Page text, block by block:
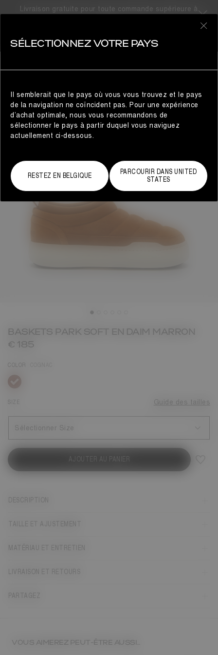
Livraison gratuite pour toute commande supérieure à
BASKETS PARK SOFT EN DAIM MARRON
€ 185
COLOR
sélectionné
SIZE Guide des tailles
Sélectionner Size
AJOUTER AU PANIER
DESCRIPTION
TAILLE ET AJUSTEMENT
MATÉRIAU ET ENTRETIEN
LIVRAISON ET RETOURS
PARTAGEZ
VOUS AIMEREZ PEUT-ÊTRE AUSSI…
SÉLECTIONNEZ VOTRE PAYS
Il semblerait que le pays où vous vous trouvez et le pays
de la navigation ne coïncident pas. Pour une expérience
d’achat optimale, nous vous recommandons de
sélectionner le pays à partir duquel vous naviguez
actuellement ci-dessous.
RESTEZ EN BELGIQUE
PARCOURIR DANS UNITED
STATES